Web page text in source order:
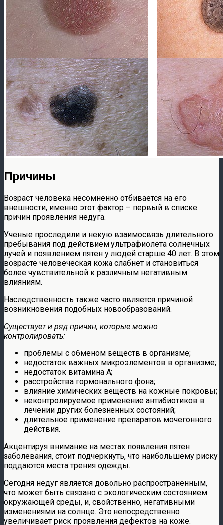
Причины
Возраст человека несомненно отбивается на его
внешности, именно этот фактор – первый в списке
причин проявления недуга.
Ученые проследили и некую взаимосвязь длительного
пребывания под действием ультрафиолета солнечных
лучей и появлением пятен у людей старше 40 лет. В этом
возрасте человеческая кожа слабнет и становиться
более чувствительной к различным негативным
влияниям.
Наследственность также часто является причиной
возникновения подобных новообразований.
Существует и ряд причин, которые можно
контролировать:
​проблемы с обменом веществ в организме;
​недостаток важных микроэлементов в организме;
​недостаток витамина А;
​расстройства гормонального фона;
​влияние химических веществ на кожные покровы;
​неконтролируемое применение антибиотиков в
лечении других болезненных состояний;
​длительное применение препаратов мочегонного
действия.
Акцентируя внимание на местах появления пятен
заболевания, стоит подчеркнуть, что наибольшему риску
поддаются места трения одежды.
Сегодня недуг является довольно распространенным,
что может быть связано с экологическим состоянием
окружающей среды, и, свойственно, негативными
изменениями на солнце. Это непосредственно
увеличивает риск проявления дефектов на коже.